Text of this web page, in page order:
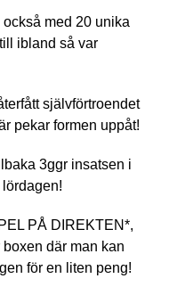
med 20 unika
ibland så var
självförtroendet
pekar formen uppåt!
3ggr insatsen i
PÅ DIREKTEN*,
där man kan
för en liten peng!